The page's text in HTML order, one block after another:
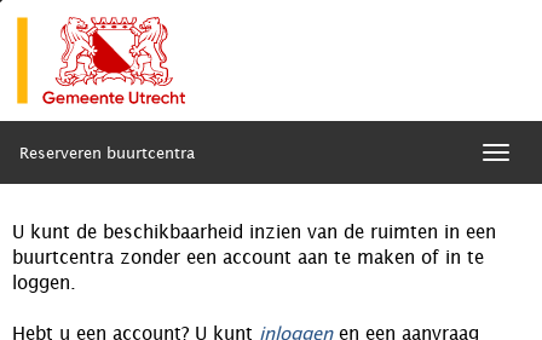
Reserveren buurtcentra
U kunt de beschikbaarheid inzien van de ruimten in een
buurtcentra zonder een account aan te maken of in te
loggen.
Hebt u een account? U kunt inloggenen een aanvraag